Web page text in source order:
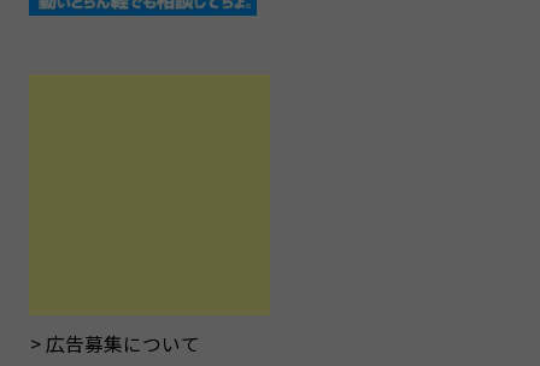
広告募集について